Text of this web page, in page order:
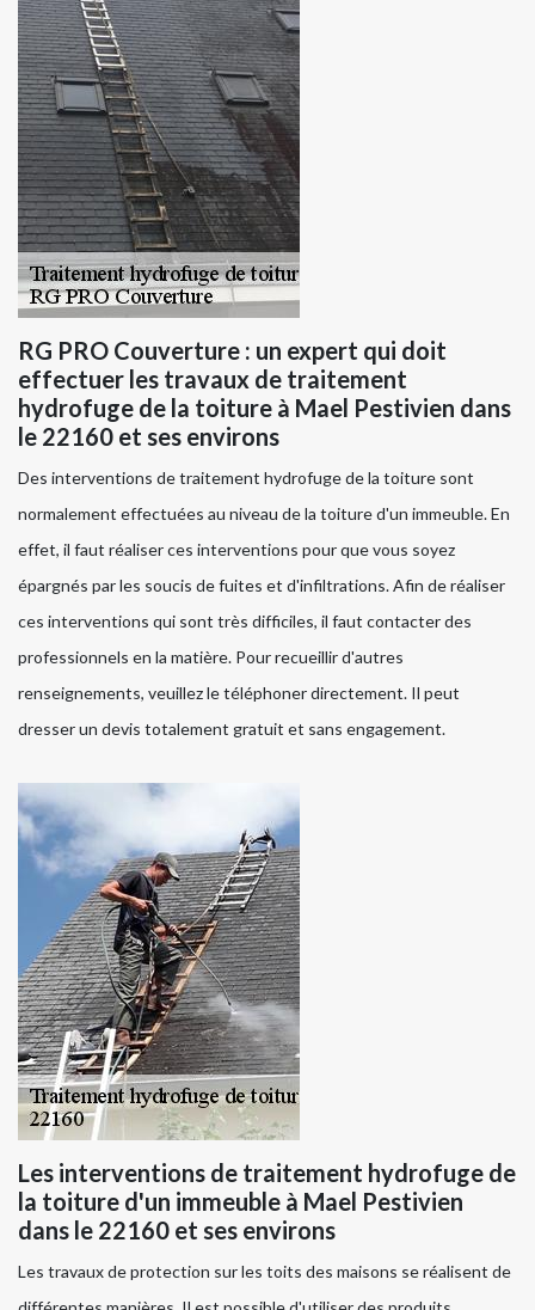
RG PRO Couverture : un expert qui doit
effectuer les travaux de traitement
hydrofuge de la toiture à Mael Pestivien dans
le 22160 et ses environs
Des interventions de traitement hydrofuge de la toiture sont
normalement effectuées au niveau de la toiture d'un immeuble. En
effet, il faut réaliser ces interventions pour que vous soyez
épargnés par les soucis de fuites et d'infiltrations. Afin de réaliser
ces interventions qui sont très difficiles, il faut contacter des
professionnels en la matière. Pour recueillir d'autres
renseignements, veuillez le téléphoner directement. Il peut
dresser un devis totalement gratuit et sans engagement.
Les interventions de traitement hydrofuge de
la toiture d'un immeuble à Mael Pestivien
dans le 22160 et ses environs
Les travaux de protection sur les toits des maisons se réalisent de